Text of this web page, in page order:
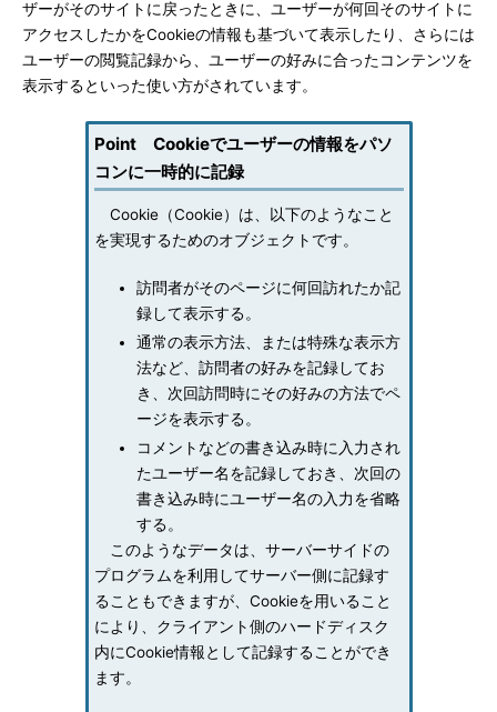
ザーがそのサイトに戻ったときに、ユーザーが何回そのサイトに
アクセスしたかをCookieの情報も基づいて表示したり、さらには
ユーザーの閲覧記録から、ユーザーの好みに合ったコンテンツを
表示するといった使い方がされています。
Point Cookieでユーザーの情報をパソ
コンに一時的に記録
Cookie（Cookie）は、以下のようなこと
を実現するためのオブジェクトです。
訪問者がそのページに何回訪れたか記
録して表示する。
通常の表示方法、または特殊な表示方
法など、訪問者の好みを記録してお
き、次回訪問時にその好みの方法でペ
ージを表示する。
コメントなどの書き込み時に入力され
たユーザー名を記録しておき、次回の
書き込み時にユーザー名の入力を省略
する。
このようなデータは、サーバーサイドの
プログラムを利用してサーバー側に記録す
ることもできますが、Cookieを用いること
により、クライアント側のハードディスク
内にCookie情報として記録することができ
ます。